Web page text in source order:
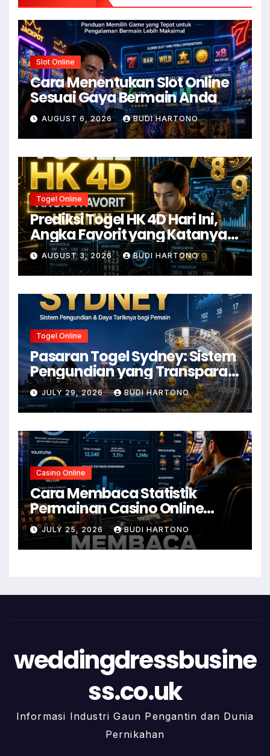
Slot Online
Cara Menentukan Slot Online
Sesuai Gaya Bermain Anda
AUGUST 6, 2026 BUDI HARTONO
Togel Online
Prediksi Togel HK 4D Hari Ini,
Angka Favorit yang Katanya
Susah Move On
AUGUST 3, 2026 BUDI HARTONO
Togel Online
Pasaran Togel Sydney: Sistem
Pengundian yang Transparan
dan Daya Tariknya
JULY 29, 2026 BUDI HARTONO
Casino Online
Cara Membaca Statistik
Permainan Casino Online
dengan Lebih Mudah
JULY 25, 2026 BUDI HARTONO
weddingdressbusine
ss.co.uk
Informasi Industri Gaun Pengantin dan Dunia
Pernikahan